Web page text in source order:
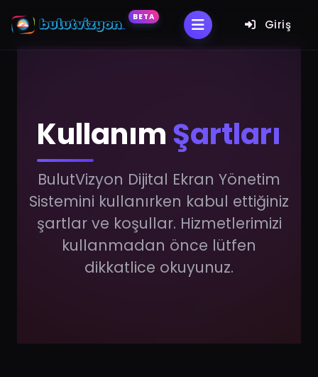
BETA
Giriş
KullanımŞartları
BulutVizyon Dijital Ekran Yönetim
Sistemini kullanırken kabul ettiğiniz
şartlar ve koşullar. Hizmetlerimizi
kullanmadan önce lütfen
dikkatlice okuyunuz.